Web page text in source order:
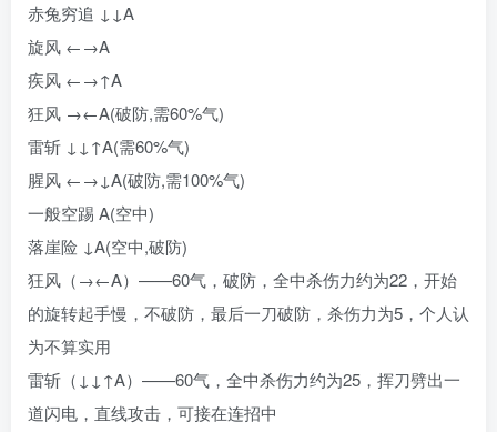
赤兔穷追 ↓↓A
旋风 ←→A
疾风 ←→↑A
狂风 →←A(破防,需60%气)
雷斩 ↓↓↑A(需60%气)
腥风 ←→↓A(破防,需100%气)
一般空踢 A(空中)
落崖险 ↓A(空中,破防)
狂风（→←A）——60气，破防，全中杀伤力约为22，开始
的旋转起手慢，不破防，最后一刀破防，杀伤力为5，个人认
为不算实用
雷斩（↓↓↑A）——60气，全中杀伤力约为25，挥刀劈出一
道闪电，直线攻击，可接在连招中